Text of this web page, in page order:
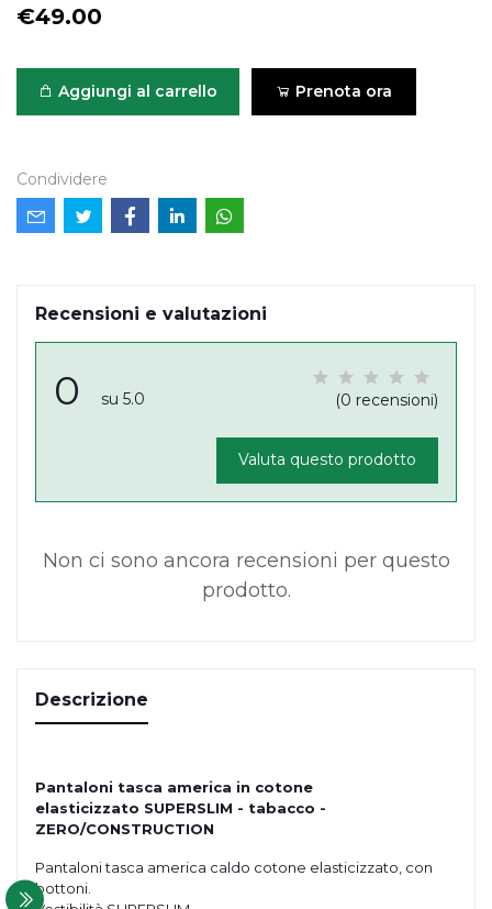
€49.00
Aggiungi al carrello Prenota ora
Condividere
Recensioni e valutazioni
0 su 5.0 (0 recensioni)
Valuta questo prodotto
Non ci sono ancora recensioni per questo
prodotto.
Descrizione
Pantaloni tasca america in cotone
elasticizzato SUPERSLIM - tabacco -
ZERO/CONSTRUCTION
Pantaloni tasca america caldo cotone elasticizzato, con
bottoni.